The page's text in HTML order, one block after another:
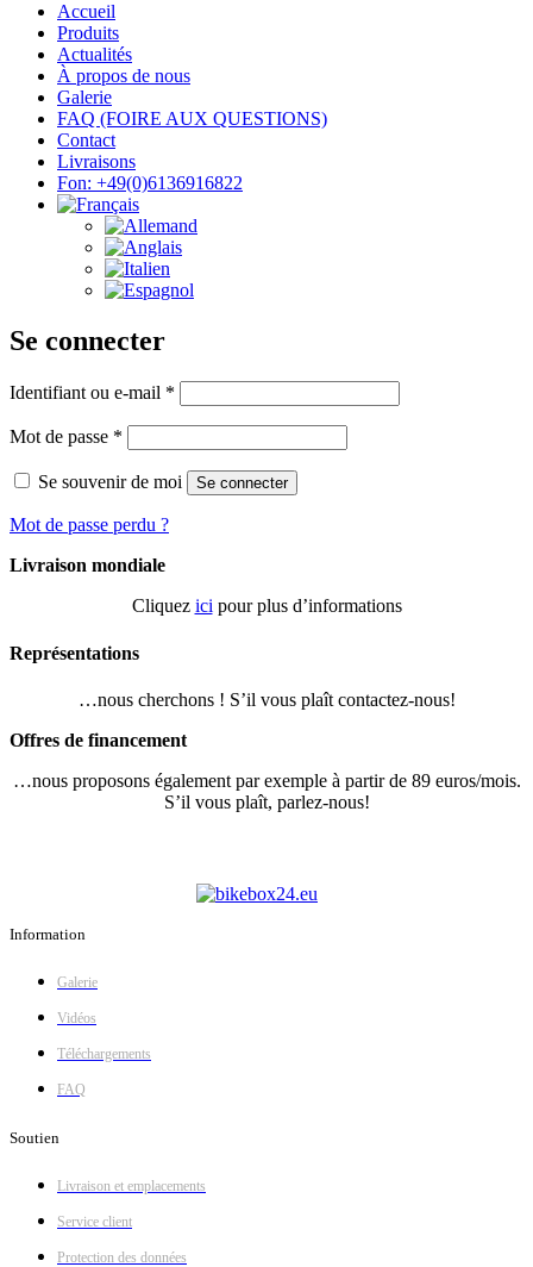
Accueil
Produits
Actualités
À propos de nous
Galerie
FAQ (FOIRE AUX QUESTIONS)
Contact
Livraisons
Fon: +49(0)6136916822
Se connecter
Identifiant ou e-mail *
Mot de passe *
Se souvenir de moi Se connecter
Mot de passe perdu ?
Livraison mondiale
Cliquez ici pour plus d’informations
Représentations
…nous cherchons ! S’il vous plaît contactez-nous!
Offres de financement
…nous proposons également par exemple à partir de 89 euros/mois.
S’il vous plaît, parlez-nous!
Information
Galerie
Vidéos
Téléchargements
FAQ
Soutien
Livraison et emplacements
Service client
Protection des données